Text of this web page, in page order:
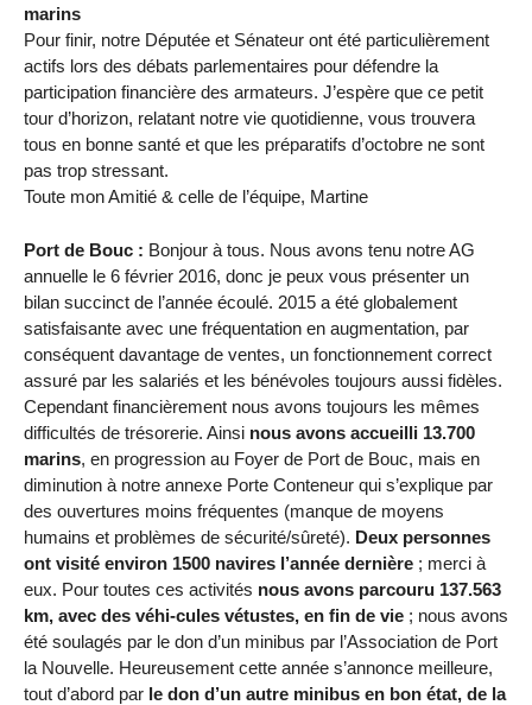
marins
Pour finir, notre Députée et Sénateur ont été particulièrement
actifs lors des débats parlementaires pour défendre la
participation financière des armateurs. J’espère que ce petit
tour d’horizon, relatant notre vie quotidienne, vous trouvera
tous en bonne santé et que les préparatifs d’octobre ne sont
pas trop stressant.
Toute mon Amitié & celle de l’équipe, Martine
Port de Bouc : Bonjour à tous. Nous avons tenu notre AG
annuelle le 6 février 2016, donc je peux vous présenter un
bilan succinct de l’année écoulé. 2015 a été globalement
satisfaisante avec une fréquentation en augmentation, par
conséquent davantage de ventes, un fonctionnement correct
assuré par les salariés et les bénévoles toujours aussi fidèles.
Cependant financièrement nous avons toujours les mêmes
difficultés de trésorerie. Ainsi nous avons accueilli 13.700
marins, en progression au Foyer de Port de Bouc, mais en
diminution à notre annexe Porte Conteneur qui s’explique par
des ouvertures moins fréquentes (manque de moyens
humains et problèmes de sécurité/sûreté). Deux personnes
ont visité environ 1500 navires l’année dernière ; merci à
eux. Pour toutes ces activités nous avons parcouru 137.563
km, avec des véhi-cules vétustes, en fin de vie ; nous avons
été soulagés par le don d’un minibus par l’Association de Port
la Nouvelle. Heureusement cette année s’annonce meilleure,
tout d’abord par le don d’un autre minibus en bon état, de la